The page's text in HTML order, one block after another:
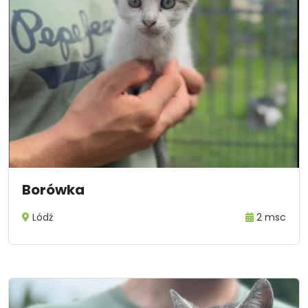
Borówka
Lódź 2 msc